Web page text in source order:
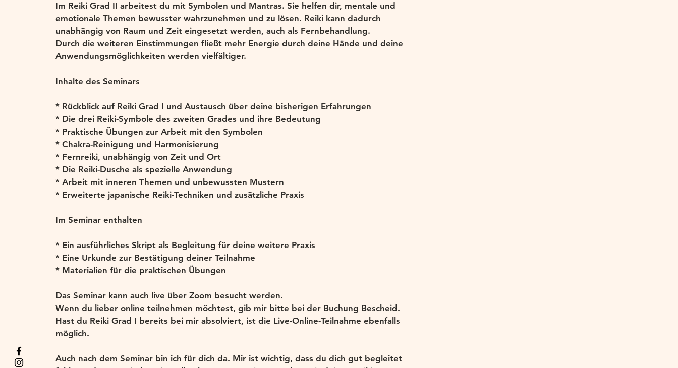
Im Reiki Grad II arbeitest du mit Symbolen und Mantras. Sie helfen dir, mentale und
emotionale Themen bewusster wahrzunehmen und zu lösen. Reiki kann dadurch
unabhängig von Raum und Zeit eingesetzt werden, auch als Fernbehandlung.
Durch die weiteren Einstimmungen fließt mehr Energie durch deine Hände und deine
Anwendungsmöglichkeiten werden vielfältiger.
Inhalte des Seminars
* Rückblick auf Reiki Grad I und Austausch über deine bisherigen Erfahrungen
* Die drei Reiki-Symbole des zweiten Grades und ihre Bedeutung
* Praktische Übungen zur Arbeit mit den Symbolen
* Chakra-Reinigung und Harmonisierung
* Fernreiki, unabhängig von Zeit und Ort
* Die Reiki-Dusche als spezielle Anwendung
* Arbeit mit inneren Themen und unbewussten Mustern
* Erweiterte japanische Reiki-Techniken und zusätzliche Praxis
Im Seminar enthalten
* Ein ausführliches Skript als Begleitung für deine weitere Praxis
* Eine Urkunde zur Bestätigung deiner Teilnahme
* Materialien für die praktischen Übungen
Das Seminar kann auch live über Zoom besucht werden.
Wenn du lieber online teilnehmen möchtest, gib mir bitte bei der Buchung Bescheid.
Hast du Reiki Grad I bereits bei mir absolviert, ist die Live-Online-Teilnahme ebenfalls
möglich.
Auch nach dem Seminar bin ich für dich da. Mir ist wichtig, dass du dich gut begleitet